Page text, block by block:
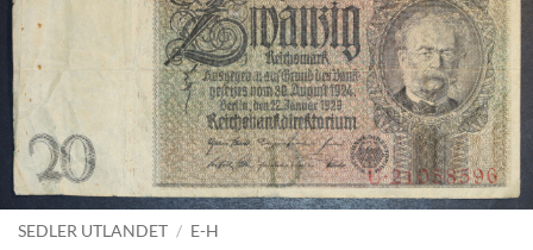
SEDLER UTLANDET / E-H